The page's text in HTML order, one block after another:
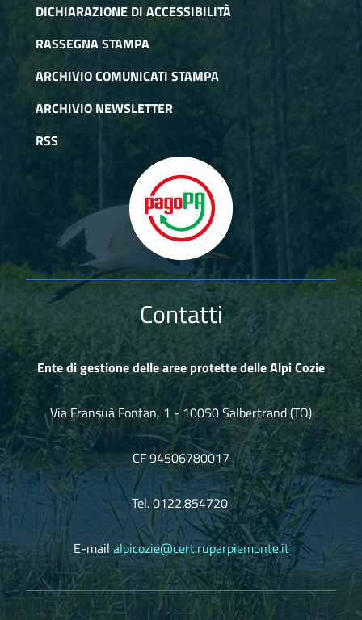
DICHIARAZIONE DI ACCESSIBILITÀ
RASSEGNA STAMPA
ARCHIVIO COMUNICATI STAMPA
ARCHIVIO NEWSLETTER
RSS
Contatti
Ente di gestione delle aree protette delle Alpi Cozie
Via Fransuà Fontan, 1 - 10050 Salbertrand (TO)
CF 94506780017
Tel. 0122.854720
E-mail alpicozie@cert.ruparpiemonte.it